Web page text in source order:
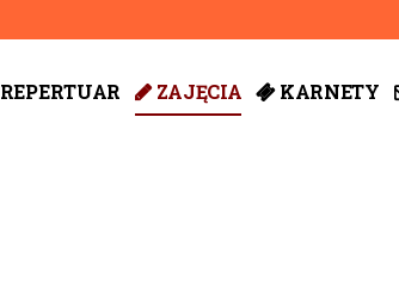
REPERTUAR ZAJĘCIA KARNETY